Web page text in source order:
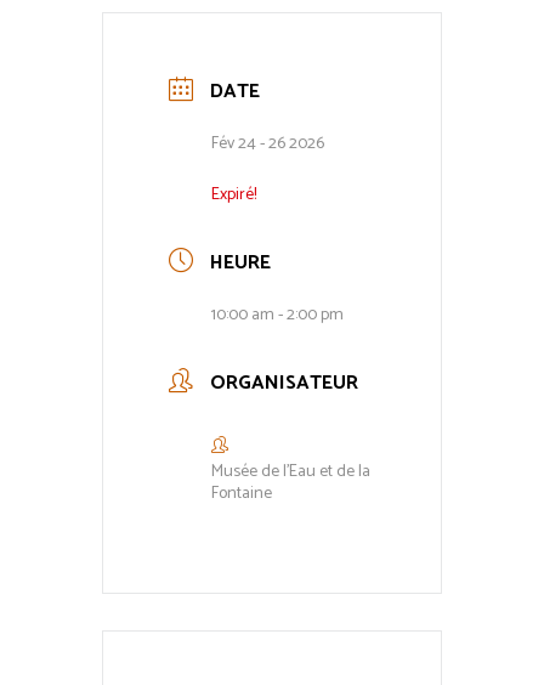
DATE
Fév 24 - 26 2026
Expiré!
HEURE
10:00 am - 2:00 pm
ORGANISATEUR
Musée de l'Eau et de la
Fontaine